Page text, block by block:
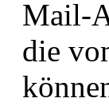
Mail-
die